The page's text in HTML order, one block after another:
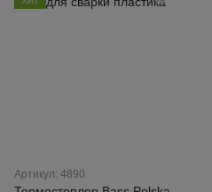
Артикул: 4890